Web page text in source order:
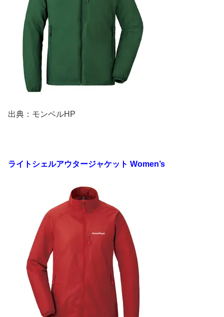
出典：モンベルHP
ライトシェルアウタージャケット Women’s